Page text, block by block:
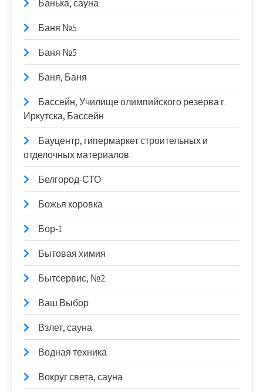
Банька, сауна
Баня №5
Баня №5
Баня, Баня
Бассейн, Училище олимпийского резерва г.
Иркутска, Бассейн
Бауцентр, гипермаркет строительных и
отделочных материалов
Белгород-СТО
Божья коровка
Бор-1
Бытовая химия
Бытсервис, №2
Ваш Выбор
Взлет, сауна
Водная техника
Вокруг света, сауна